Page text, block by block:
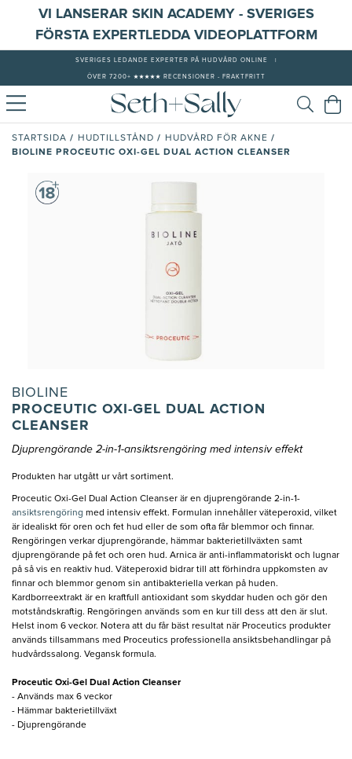
VI LANSERAR SKIN ACADEMY - SVERIGES
FÖRSTA EXPERTLEDDA VIDEOPLATTFORM
SVERIGES LEDANDE EXPERTER PÅ HUDVÅRD ONLINE
ÖVER 7200+ ★★★★★ RECENSIONER - FRAKTFRITT
STARTSIDA / HUDTILLSTÅND / HUDVÅRD FÖR AKNE /
BIOLINE PROCEUTIC OXI-GEL DUAL ACTION CLEANSER
BIOLINE
PROCEUTIC OXI-GEL DUAL ACTION
CLEANSER
Djuprengörande 2-in-1-ansiktsrengöring med intensiv effekt
Produkten har utgått ur vårt sortiment.
Proceutic Oxi-Gel Dual Action Cleanser är en djuprengörande 2-in-1-
ansiktsrengöring med intensiv effekt. Formulan innehåller väteperoxid, vilket
är idealiskt för oren och fet hud eller de som ofta får blemmor och finnar.
Rengöringen verkar djuprengörande, hämmar bakterietillväxten samt
djuprengörande på fet och oren hud. Arnica är anti-inflammatoriskt och lugnar
på så vis en reaktiv hud. Väteperoxid bidrar till att förhindra uppkomsten av
finnar och blemmor genom sin antibakteriella verkan på huden.
Kardborreextrakt är en kraftfull antioxidant som skyddar huden och gör den
motståndskraftig. Rengöringen används som en kur till dess att den är slut.
Helst inom 6 veckor. Notera att du får bäst resultat när Proceutics produkter
används tillsammans med Proceutics professionella ansiktsbehandlingar på
hudvårdssalong. Vegansk formula.
Proceutic Oxi-Gel Dual Action Cleanser
- Används max 6 veckor
- Hämmar bakterietillväxt
- Djuprengörande